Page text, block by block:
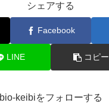
シェアする
Facebook
LINE コピー
bio-keibiをフォローする